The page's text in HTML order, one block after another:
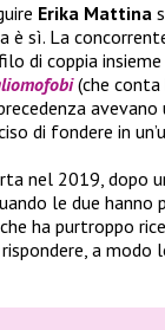
Erika Mattina
è sì. La
di coppia
(che conta
di fondere in
nel 2019, dopo
le due hanno
ha purtroppo
a modo